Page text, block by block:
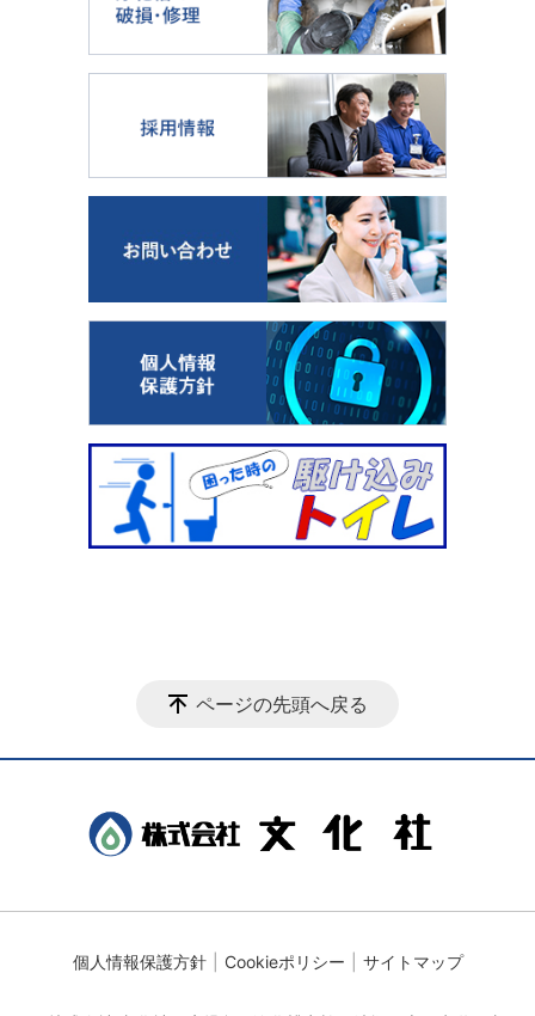
ページの先頭へ戻る
個人情報保護方針 Cookieポリシー サイトマップ